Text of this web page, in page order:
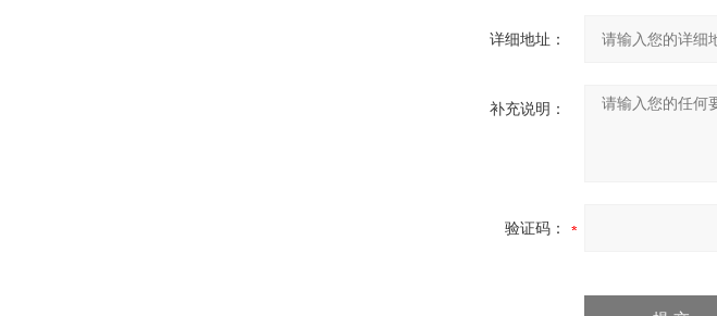
详细地址：
补充说明：
验证码：